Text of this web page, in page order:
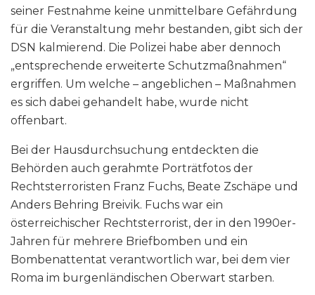
seiner Festnahme keine unmittelbare Gefährdung
für die Veranstaltung mehr bestanden, gibt sich der
DSN kalmierend. Die Polizei habe aber dennoch
„entsprechende erweiterte Schutzmaßnahmen“
ergriffen. Um welche – angeblichen – Maßnahmen
es sich dabei gehandelt habe, wurde nicht
offenbart.
Bei der Hausdurchsuchung entdeckten die
Behörden auch gerahmte Porträtfotos der
Rechtsterroristen Franz Fuchs, Beate Zschäpe und
Anders Behring Breivik. Fuchs war ein
österreichischer Rechtsterrorist, der in den 1990er-
Jahren für mehrere Briefbomben und ein
Bombenattentat verantwortlich war, bei dem vier
Roma im burgenländischen Oberwart starben.